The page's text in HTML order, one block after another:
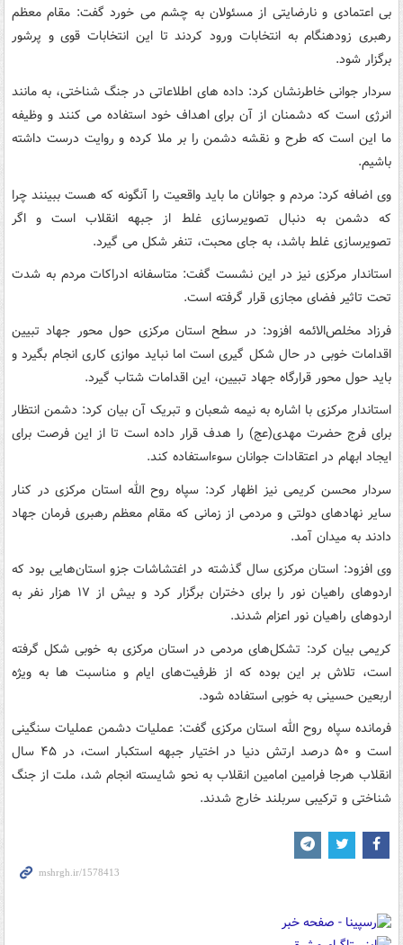
بی اعتمادی و نارضایتی از مسئولان به چشم می خورد گفت: مقام معظم
رهبری زودهنگام به انتخابات ورود کردند تا این انتخابات قوی و پرشور
برگزار شود.
سردار جوانی خاطرنشان کرد: داده های اطلاعاتی در جنگ شناختی، به مانند
انرژی است که دشمنان از آن برای اهداف خود استفاده می کنند و وظیفه
ما این است که طرح و نقشه دشمن را بر ملا کرده و روایت درست داشته
باشیم.
وی اضافه کرد: مردم و جوانان ما باید واقعیت را آنگونه که هست ببینند چرا
که دشمن به دنبال تصویرسازی غلط از جبهه انقلاب است و اگر
تصویرسازی غلط باشد، به جای محبت، تنفر شکل می گیرد.
استاندار مرکزی نیز در این نشست گفت: متاسفانه ادراکات مردم به شدت
تحت تاثیر فضای مجازی قرار گرفته است.
فرزاد مخلص‌الائمه افزود: در سطح استان مرکزی حول محور جهاد تبیین
اقدامات خوبی در حال شکل گیری است اما نباید موازی کاری انجام بگیرد و
باید حول محور قرارگاه جهاد تبیین، این اقدامات شتاب گیرد.
استاندار مرکزی با اشاره به نیمه شعبان و تبریک آن بیان کرد: دشمن انتظار
برای فرج حضرت مهدی(عج) را هدف قرار داده است تا از این فرصت برای
ایجاد ابهام در اعتقادات جوانان سوءاستفاده کند.
سردار محسن کریمی نیز اظهار کرد: سپاه روح الله استان مرکزی در کنار
سایر نهادهای دولتی و مردمی از زمانی که مقام معظم رهبری فرمان جهاد
دادند به میدان آمد.
وی افزود: استان مرکزی سال گذشته در اغتشاشات جزو استان‌هایی بود که
اردوهای راهیان نور را برای دختران برگزار کرد و بیش از ۱۷ هزار نفر به
اردوهای راهیان نور اعزام شدند.
کریمی بیان کرد: تشکل‌های مردمی در استان مرکزی به خوبی شکل گرفته
است، تلاش بر این بوده که از ظرفیت‌های ایام و مناسبت ها به ویژه
اربعین حسینی به خوبی استفاده شود.
فرمانده سپاه روح الله استان مرکزی گفت: عملیات دشمن عملیات سنگینی
است و ۵۰ درصد ارتش دنیا در اختیار جبهه استکبار است، در ۴۵ سال
انقلاب هرجا فرامین امامین انقلاب به نحو شایسته انجام شد، ملت از جنگ
شناختی و ترکیبی سربلند خارج شدند.